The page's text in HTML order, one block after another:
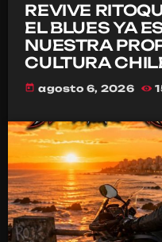
REVIVE
EL BLUES YA
NUESTRA
CULTURA
today agosto 6, 2026